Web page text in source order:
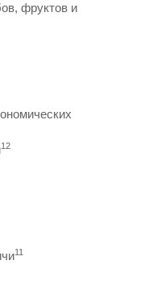
фруктов и
12
11